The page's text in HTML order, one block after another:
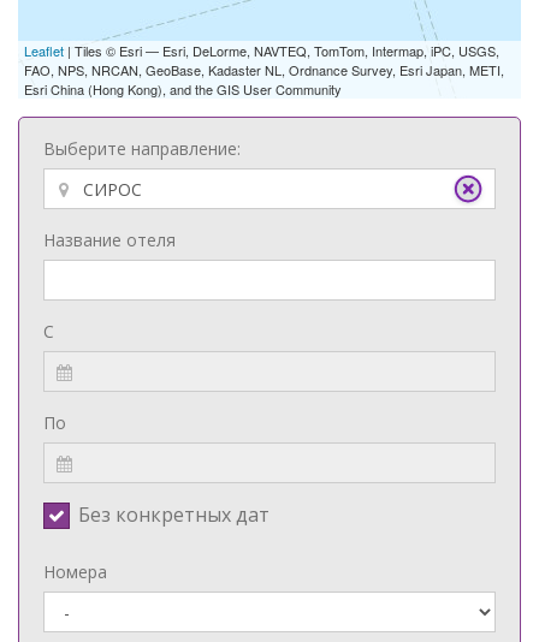
Leaflet | Tiles © Esri — Esri, DeLorme, NAVTEQ, TomTom, Intermap, iPC, USGS,
FAO, NPS, NRCAN, GeoBase, Kadaster NL, Ordnance Survey, Esri Japan, METI,
Esri China (Hong Kong), and the GIS User Community
Выберите направление:
Название отеля
С
По
Без конкретных дат
Номера